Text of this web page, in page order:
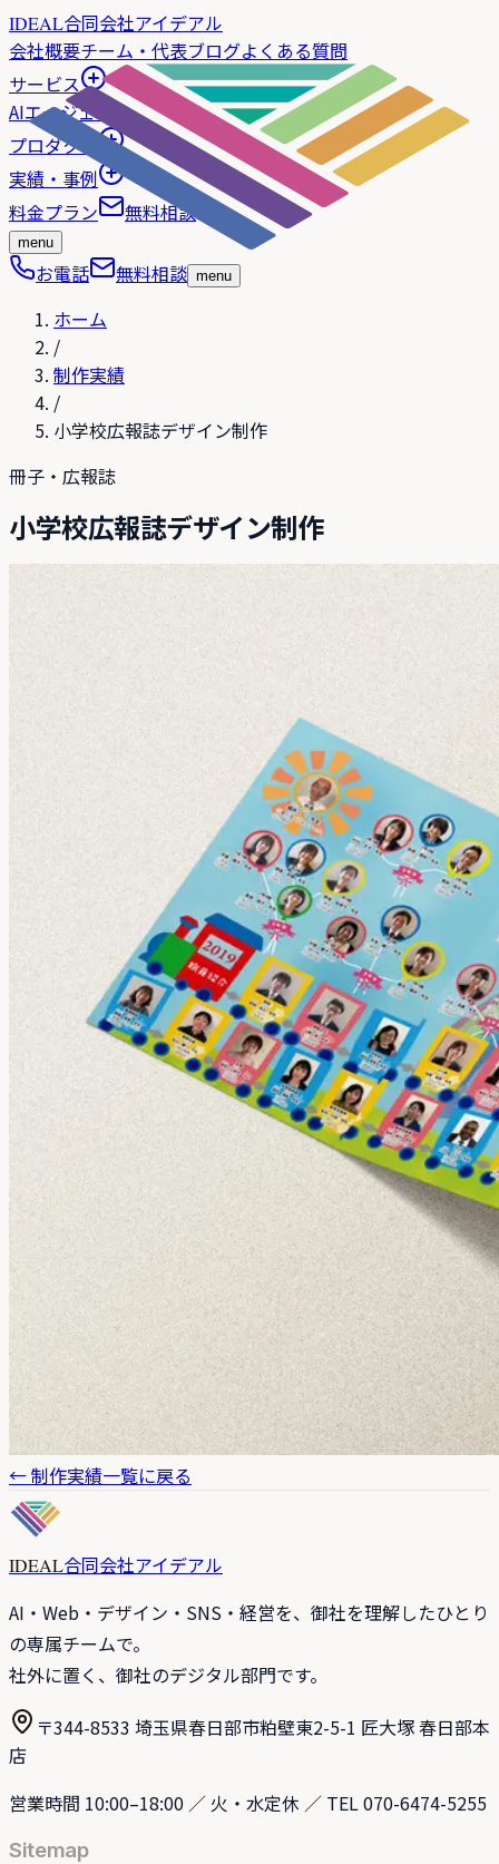
IDEAL合同会社アイデアル
会社概要チーム・代表ブログよくある質問
サービス
AIエージェント
プロダクト
実績・事例
料金プラン
無料相談
menu
お電話 無料相談 menu
ホーム
/
制作実績
/
小学校広報誌デザイン制作
冊子・広報誌
小学校広報誌デザイン制作
← 制作実績一覧に戻る
IDEAL合同会社アイデアル
AI・Web・デザイン・SNS・経営を、御社を理解したひとり
の専属チームで。
社外に置く、御社のデジタル部門です。
〒344-8533 埼玉県春日部市粕壁東2-5-1 匠大塚 春日部本
店
営業時間 10:00–18:00 ／ 火・水定休 ／ TEL 070-6474-5255
Sitemap